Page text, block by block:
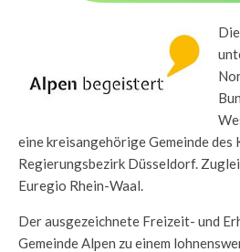
eine kreisangehörige Gemeinde des
Regierungsbezirk Düsseldorf.
Euregio Rhein-Waal.
Der ausgezeichnete Freizeit- und
Gemeinde Alpen zu einem